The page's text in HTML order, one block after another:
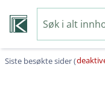
Siste besøkte sider (